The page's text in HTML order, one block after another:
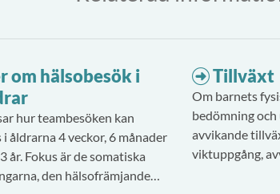
om hälsobesök i
hur teambesöken kan
åldrarna 4 veckor, 6 månader
år. Fokus är de somatiska
den hälsofrämjande
Tillväxt
Om barnets
bedömning
avvikande
viktuppgång,